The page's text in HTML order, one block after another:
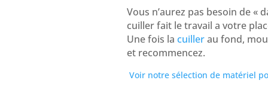
Vous n’aurez pas besoin de «
cuiller fait le travail a votre
Une fois la cuillerau fond,
et recommencez.
Voir notre sélection de matériel